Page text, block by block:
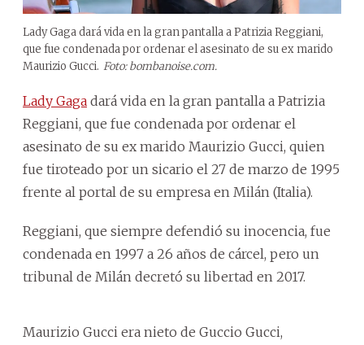
Lady Gaga dará vida en la gran pantalla a Patrizia Reggiani,
que fue condenada por ordenar el asesinato de su ex marido
Maurizio Gucci. Foto: bombanoise.com.
Lady Gaga dará vida en la gran pantalla a Patrizia
Reggiani, que fue condenada por ordenar el
asesinato de su ex marido Maurizio Gucci, quien
fue tiroteado por un sicario el 27 de marzo de 1995
frente al portal de su empresa en Milán (Italia).
Reggiani, que siempre defendió su inocencia, fue
condenada en 1997 a 26 años de cárcel, pero un
tribunal de Milán decretó su libertad en 2017.
Maurizio Gucci era nieto de Guccio Gucci,